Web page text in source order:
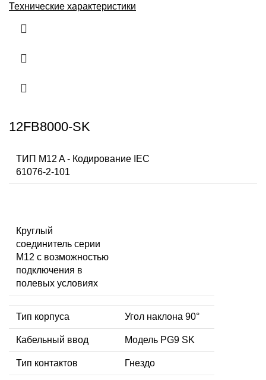
Технические характеристики
12FB8000-SK
ТИП M12 A - Кодирование IEC
61076-2-101
Круглый
соединитель серии
M12 с возможностью
подключения в
полевых условиях
Тип корпуса Угол наклона 90°
Кабельный ввод Модель PG9 SK
Тип контактов Гнездо